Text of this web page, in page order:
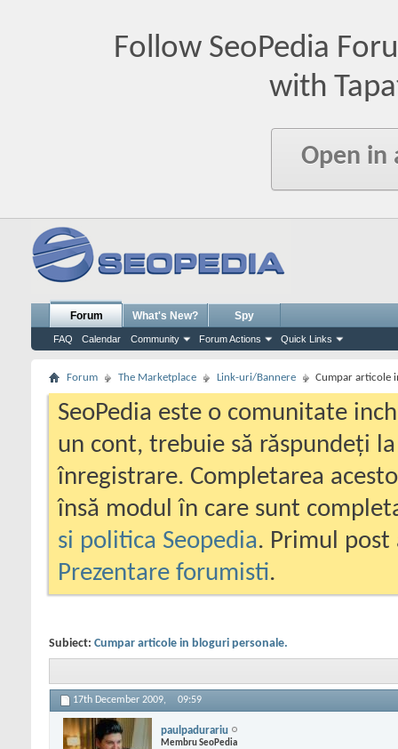
Follow SeoPedia
with
Open in
Forum
FAQ Calendar Community Forum Actions Quick Links
What's New? Spy
Forum The Marketplace Link-uri/Bannere Cumpar articole
SeoPedia este o comunitate
un cont, trebuie să răspundeți
înregistrare. Completarea
însă modul în care sunt
si politica Seopedia. Primul
Prezentare forumisti.
Subiect: Cumpar articole in bloguri personale.
17th December 2009, 09:59
paulpadurariu
Membru SeoPedia